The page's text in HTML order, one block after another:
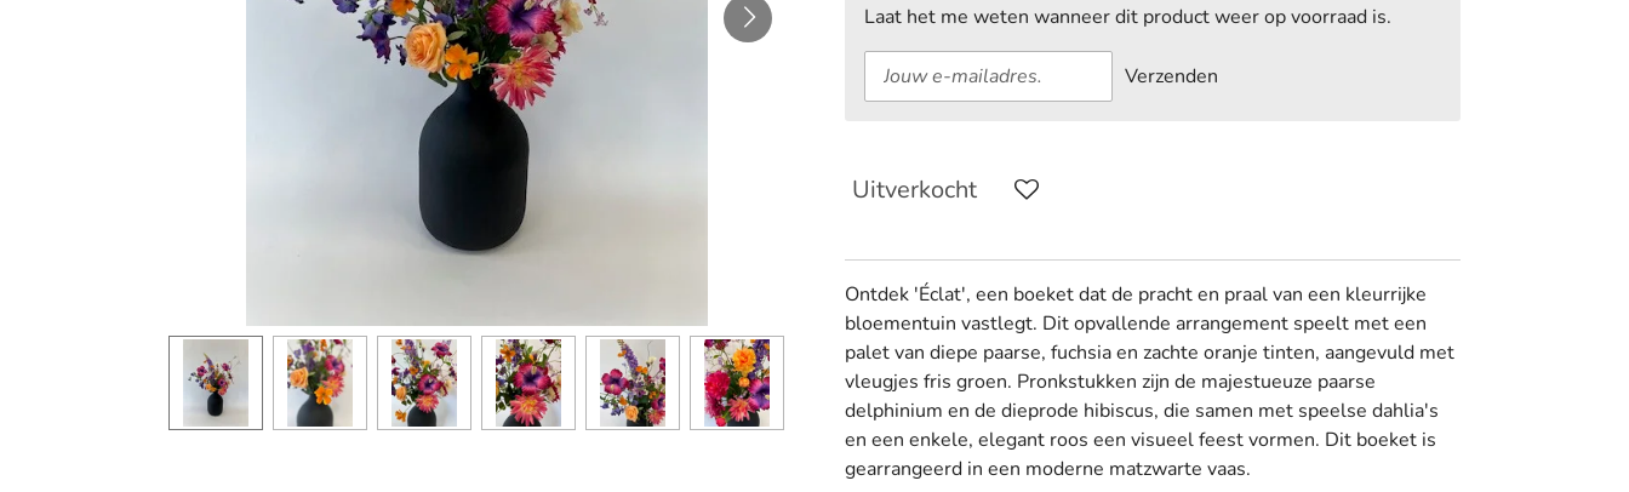
Laat het me weten wanneer dit product weer op voorraad is.
Verzenden
Uitverkocht
Ontdek 'Éclat', een boeket dat de pracht en praal van een kleurrijke
bloementuin vastlegt. Dit opvallende arrangement speelt met een
palet van diepe paarse, fuchsia en zachte oranje tinten, aangevuld met
vleugjes fris groen. Pronkstukken zijn de majestueuze paarse
delphinium en de dieprode hibiscus, die samen met speelse dahlia's
en een enkele, elegant roos een visueel feest vormen. Dit boeket is
gearrangeerd in een moderne matzwarte vaas.